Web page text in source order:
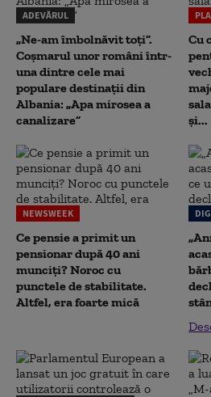
ADEVĂRUL
„Ne-am îmbolnăvit toți”.
Coșmarul unor români într-
una dintre cele mai
populare destinații din
Albania: „Apa mirosea a
canalizare”
Cu
și...
NEWSWEEK
Ce pensie a primit un
pensionar după 40 ani
munciți? Noroc cu
punctele de stabilitate.
Altfel, era foarte mică